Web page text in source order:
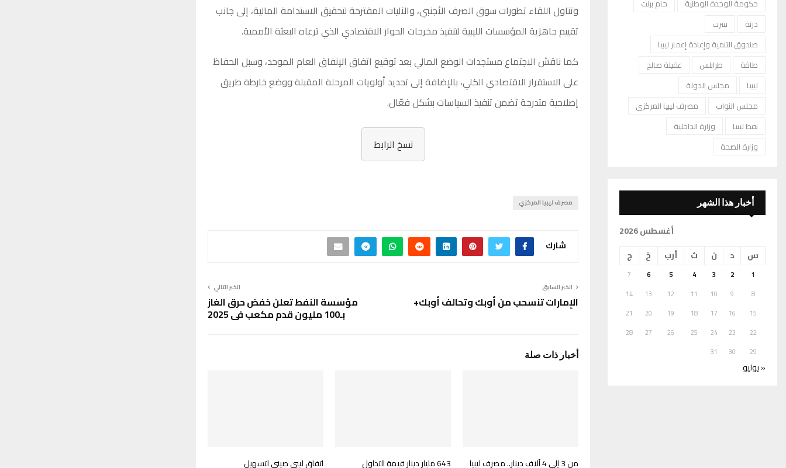
وتناول اللقاء تطورات سوق الصرف الأجنبي، والآليات المقترحة لتحقيق الاستدامة المالية، إلى جانب
تقييم جاهزية المؤسسات الليبية لتنفيذ مخرجات الحوار الاقتصادي الذي ترعاه البعثة الأممية.
كما ناقش الاجتماع مستجدات الوضع المالي بعد توقيع اتفاق الإنفاق العام الموحد، وسبل الحفاظ
على الاستقرار الاقتصادي الكلي، بالإضافة إلى تحديد أولويات المرحلة المقبلة ووضع خارطة طريق
إصلاحية متدرجة تضمن تنفيذ السياسات بشكل فعّال.
نسخ الرابط
مصرف ليبيا المركزي
شارك
الخبر السابق
الإمارات تنسحب من أوبك وتحالف أوبك+
الخبر التالي
مؤسسة النفط تعلن خفض حرق الغاز
بـ100 مليون قدم مكعب في 2025
أخبار ذات صلة
من 3 إلى 4 آلاف دينار.. مصرف ليبيا 643 مليار دينار قيمة التداول اتفاق ليبي صيني لتسهيل
حكومة الوحدة الوطنية
خام برنت
درنة
سرت
صندوق التنمية وإعادة إعمار ليبيا
طاقة
طرابلس
عقيلة صالح
ليبيا
مجلس الدولة
مجلس النواب
مصرف ليبيا المركزي
نفط ليبيا
وزارة الداخلية
وزارة الصحة
أخبار هذا الشهر
أغسطس 2026
س
د ن ث أرب خ ج
1
2
3
4
5
6
7
8
9
10
11
12
13
14
15
16
17
18
19
20
21
22
23
24
25
26
27
28
29
30
31
« يوليو